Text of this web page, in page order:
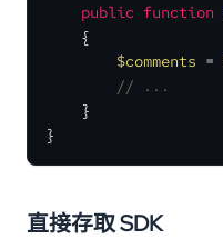
public function
{
$comments =
// ...
    }
}
直接存取 SDK